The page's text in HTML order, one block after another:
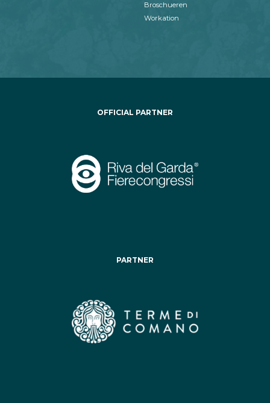
Broschueren
Workation
OFFICIAL PARTNER
PARTNER